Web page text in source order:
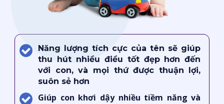
Năng lượng tích cực của tên sẽ giúp
thu hút nhiều điều tốt đẹp hơn đến
với con, và mọi thứ được thuận lợi,
suôn sẻ hơn
Giúp con khơi dậy nhiều tiềm năng và